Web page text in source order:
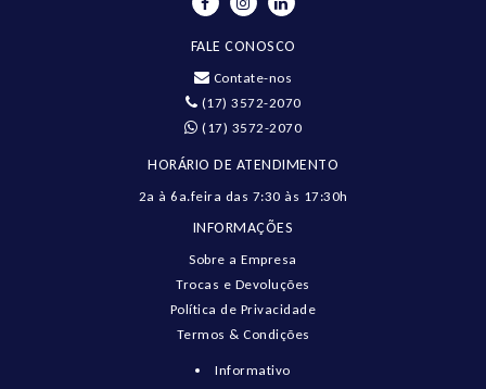
FALE CONOSCO
Contate-nos
(17) 3572-2070
(17) 3572-2070
HORÁRIO DE ATENDIMENTO
2a à 6a.feira das 7:30 às 17:30h
INFORMAÇÕES
Sobre a Empresa
Trocas e Devoluções
Política de Privacidade
Termos & Condições
Informativo